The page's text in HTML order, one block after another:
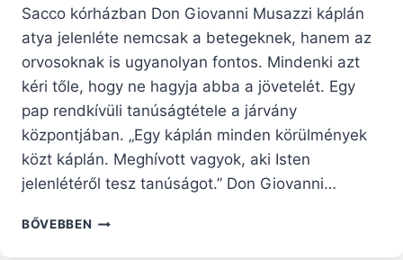
Sacco kórházban Don Giovanni Musazzi káplán
atya jelenléte nemcsak a betegeknek, hanem az
orvosoknak is ugyanolyan fontos. Mindenki azt
kéri tőle, hogy ne hagyja abba a jövetelét. Egy
pap rendkívüli tanúságtétele a járvány
központjában. „Egy káplán minden körülmények
közt káplán. Meghívott vagyok, aki Isten
jelenlétéről tesz tanúságot.” Don Giovanni…
BŐVEBBEN „2